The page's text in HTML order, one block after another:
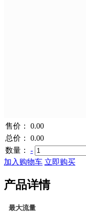
售价：
0.00
总价：
0.00
数量：
-
加入购物车 立即购买
产品详情
最大流量